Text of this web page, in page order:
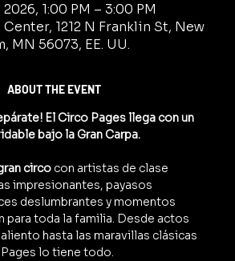
1:00 PM – 3:00 PM
1212 N Franklin St, New
MN 56073, EE. UU.
ABOUT THE EVENT
El Circo Pages llega con un
bajo la Gran Carpa.
circo con artistas de clase
impresionantes, payasos
deslumbrantes y momentos
para toda la familia. Desde actos
hasta las maravillas clásicas
lo tiene todo.